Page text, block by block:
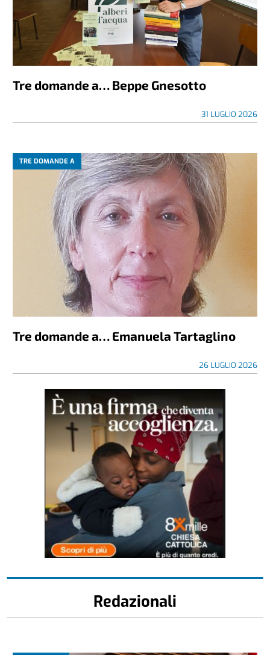
Tre domande a… Beppe Gnesotto
31 LUGLIO 2026
TRE DOMANDE A
Tre domande a… Emanuela Tartaglino
26 LUGLIO 2026
Redazionali